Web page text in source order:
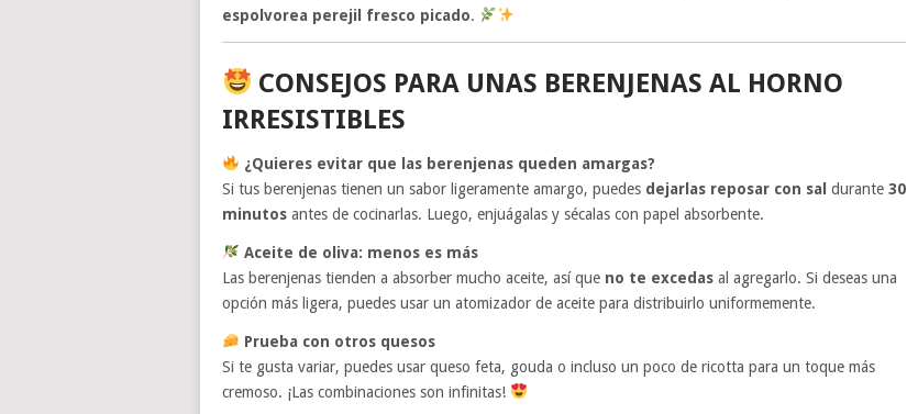
espolvorea perejil fresco picado.
CONSEJOS PARA UNAS BERENJENAS AL HORNO
IRRESISTIBLES
¿Quieres evitar que las berenjenas queden amargas?
Si tus berenjenas tienen un sabor ligeramente amargo, puedes dejarlas reposar con sal durante 30
minutos antes de cocinarlas. Luego, enjuágalas y sécalas con papel absorbente.
Aceite de oliva: menos es más
Las berenjenas tienden a absorber mucho aceite, así que no te excedas al agregarlo. Si deseas una
opción más ligera, puedes usar un atomizador de aceite para distribuirlo uniformemente.
Prueba con otros quesos
Si te gusta variar, puedes usar queso feta, gouda o incluso un poco de ricotta para un toque más
cremoso. ¡Las combinaciones son infinitas!